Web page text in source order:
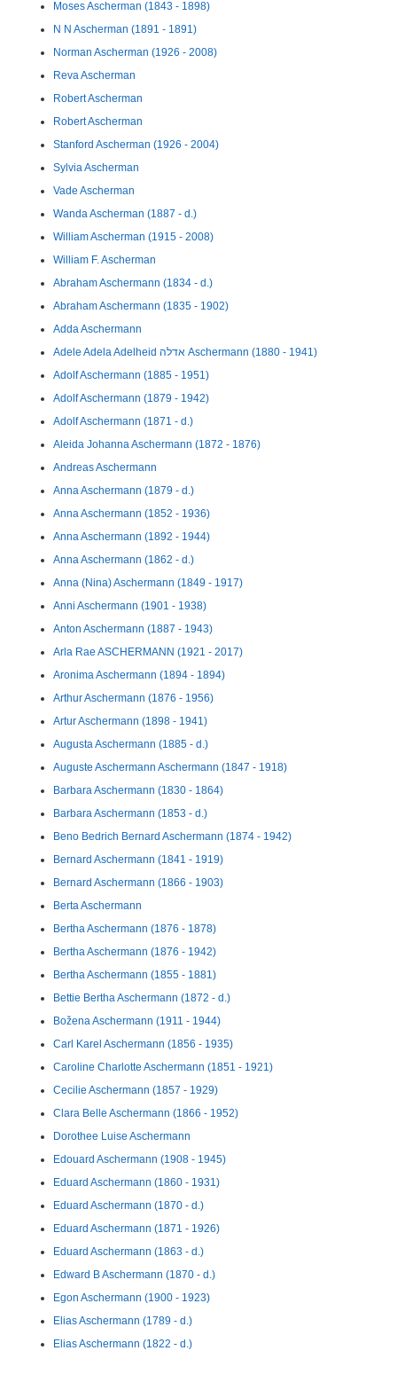
Moses Ascherman (1843 - 1898)
N N Ascherman (1891 - 1891)
Norman Ascherman (1926 - 2008)
Reva Ascherman
Robert Ascherman
Robert Ascherman
Stanford Ascherman (1926 - 2004)
Sylvia Ascherman
Vade Ascherman
Wanda Ascherman (1887 - d.)
William Ascherman (1915 - 2008)
William F. Ascherman
Abraham Aschermann (1834 - d.)
Abraham Aschermann (1835 - 1902)
Adda Aschermann
Adele Adela Adelheid אדלה Aschermann (1880 - 1941)
Adolf Aschermann (1885 - 1951)
Adolf Aschermann (1879 - 1942)
Adolf Aschermann (1871 - d.)
Aleida Johanna Aschermann (1872 - 1876)
Andreas Aschermann
Anna Aschermann (1879 - d.)
Anna Aschermann (1852 - 1936)
Anna Aschermann (1892 - 1944)
Anna Aschermann (1862 - d.)
Anna (Nina) Aschermann (1849 - 1917)
Anni Aschermann (1901 - 1938)
Anton Aschermann (1887 - 1943)
Arla Rae ASCHERMANN (1921 - 2017)
Aronima Aschermann (1894 - 1894)
Arthur Aschermann (1876 - 1956)
Artur Aschermann (1898 - 1941)
Augusta Aschermann (1885 - d.)
Auguste Aschermann Aschermann (1847 - 1918)
Barbara Aschermann (1830 - 1864)
Barbara Aschermann (1853 - d.)
Beno Bedrich Bernard Aschermann (1874 - 1942)
Bernard Aschermann (1841 - 1919)
Bernard Aschermann (1866 - 1903)
Berta Aschermann
Bertha Aschermann (1876 - 1878)
Bertha Aschermann (1876 - 1942)
Bertha Aschermann (1855 - 1881)
Bettie Bertha Aschermann (1872 - d.)
Božena Aschermann (1911 - 1944)
Carl Karel Aschermann (1856 - 1935)
Caroline Charlotte Aschermann (1851 - 1921)
Cecilie Aschermann (1857 - 1929)
Clara Belle Aschermann (1866 - 1952)
Dorothee Luise Aschermann
Edouard Aschermann (1908 - 1945)
Eduard Aschermann (1860 - 1931)
Eduard Aschermann (1870 - d.)
Eduard Aschermann (1871 - 1926)
Eduard Aschermann (1863 - d.)
Edward B Aschermann (1870 - d.)
Egon Aschermann (1900 - 1923)
Elias Aschermann (1789 - d.)
Elias Aschermann (1822 - d.)